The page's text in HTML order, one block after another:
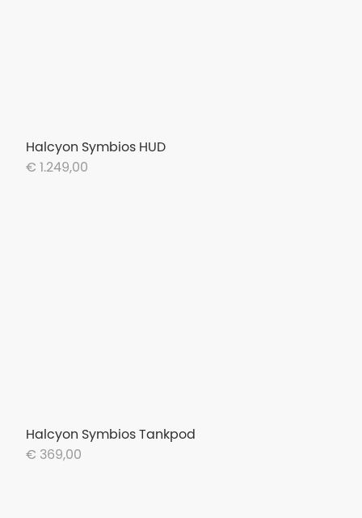
Halcyon Symbios HUD
€ 1.249,00
Halcyon Symbios Tankpod
€ 369,00